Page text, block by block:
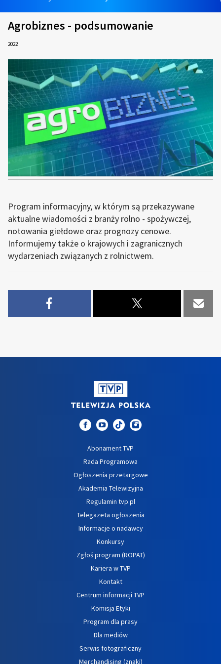
Agrobiznes - podsumowanie
2022
Program informacyjny, w którym są przekazywane
aktualne wiadomości z branży rolno - spożywczej,
notowania giełdowe oraz prognozy cenowe.
Informujemy także o krajowych i zagranicznych
wydarzeniach związanych z rolnictwem.
Abonament TVP
Rada Programowa
Ogłoszenia przetargowe
Akademia Telewizyjna
Regulamin tvp.pl
Telegazeta ogłoszenia
Informacje o nadawcy
Konkursy
Zgłoś program (ROPAT)
Kariera w TVP
Kontakt
Centrum informacji TVP
Komisja Etyki
Program dla prasy
Dla mediów
Serwis fotograficzny
Merchandising (znaki)